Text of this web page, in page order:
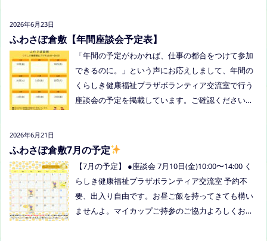
軽食を食べます。 締め切り：2026年7月24日（金）1
込みください。または、公式LINE、Instagramにメ
ッセージを送ってください。
2026年6月23日
ふわさぽ倉敷【年間座談会予定表】
「年間の予定がわかれば、仕事の都合をつけて参加
できるのに。」という声にお応えしまして、年間の
くらしき健康福祉プラザボランティア交流室で行う
座談会の予定を掲載しています。ご確認ください！
ームページなどでお伝えします。
2026年6月21日
ふわさぽ倉敷7月の予定
【7月の予定】 ●座談会 7月10日(金)10:00〜14:00 く
らしき健康福祉プラザボランティア交流室 予約不
要、出入り自由です。お昼ご飯を持ってきても構い
ませんよ。マイカップご持参のご協力よろしくお願